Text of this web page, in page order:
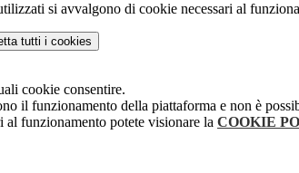
si avvalgono di cookie necessari al
tutti i cookies
cookie consentire.
il funzionamento della piattaforma e non è
al funzionamento potete visionare la COOKIE